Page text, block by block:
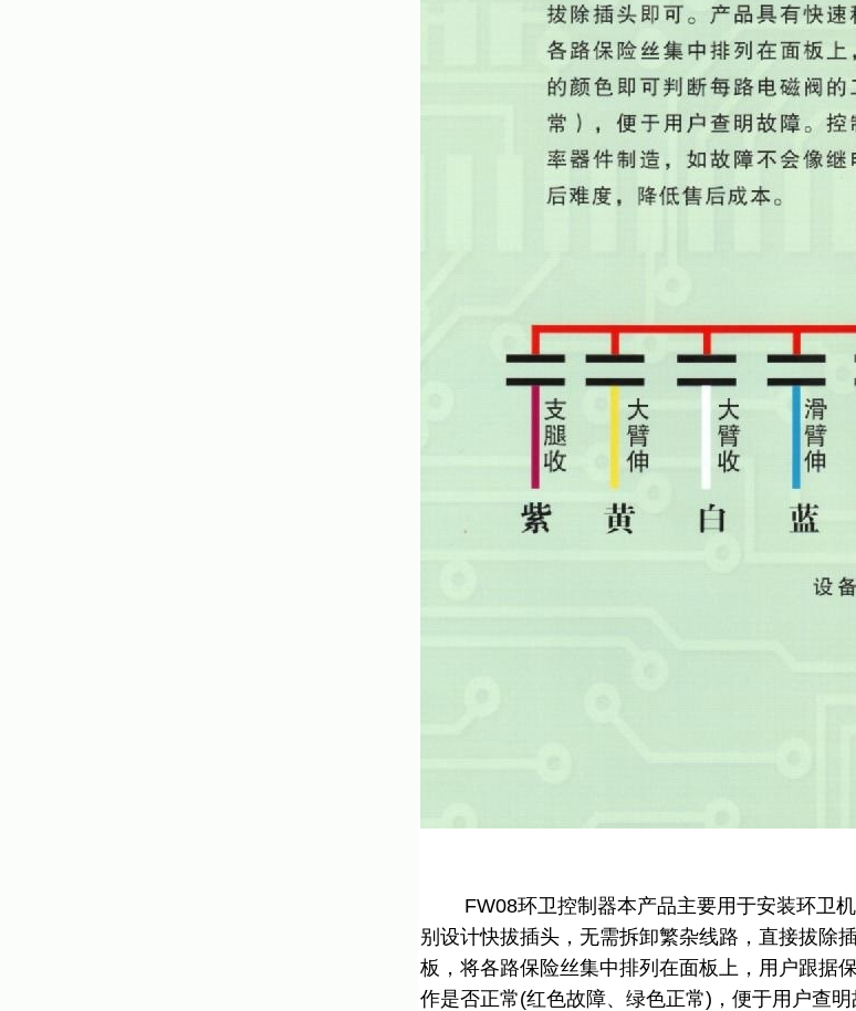
FW08环卫控制器本产品主要用于安装环卫
别设计快拔插头，无需拆卸繁杂线路，直接拔除
板，将各路保险丝集中排列在面板上，用户跟据
作是否正常(红色故障、绿色正常)，便于用户查